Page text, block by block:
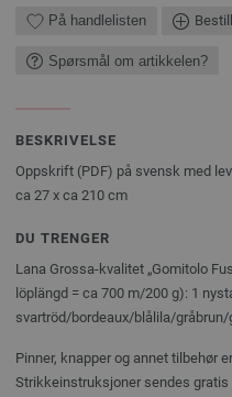
På handlelisten
Spørsmål om artikkelen?
BESKRIVELSE
Oppskrift (PDF) på svensk med
ca 27 x ca 210 cm
DU TRENGER
Lana Grossa-kvalitet „Gomitolo
löplängd = ca 700 m/200 g): 1
svartröd/bordeaux/blålila/
Pinner, knapper og annet tilbehør
Strikkeinstruksjoner sendes